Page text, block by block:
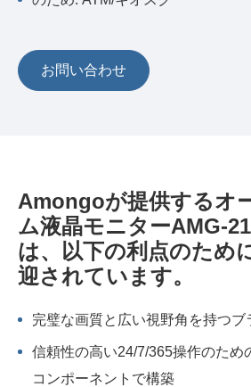
お問い合わせ
Amongoが提供するオ
ム液晶モニターAMG-
は、以下の利点のため
迎されています。
完璧な画質と広い視野角を持つ
信頼性の高い24/7/365操作のため
コンポーネントで構築